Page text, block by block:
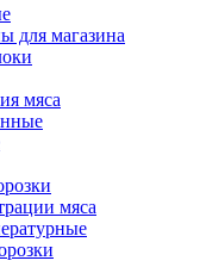
для магазина
мяса
мяса